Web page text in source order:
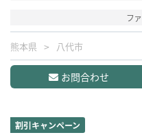
フ
熊本県 八代市
お問合わせ
割引キャンペーン